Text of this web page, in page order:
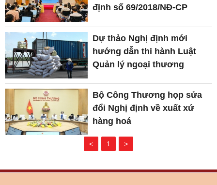
định số 69/2018/NĐ-CP
Dự thảo Nghị định mới
hướng dẫn thi hành Luật
Quản lý ngoại thương
Bộ Công Thương họp sửa
đổi Nghị định về xuất xứ
hàng hoá
< 1 >